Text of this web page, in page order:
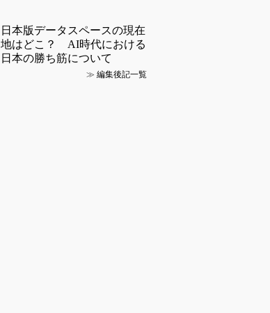
日本版データスペースの現在
地はどこ？ AI時代における
日本の勝ち筋について
≫ 編集後記一覧